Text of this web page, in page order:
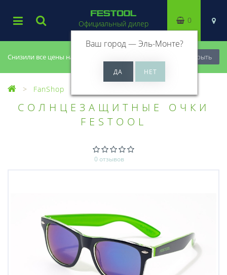
Снизили все цены на 20%, успей купить! Закрыть
Официальный дилер
Ваш город —Эль-Монте?
0
FanShop
СОЛНЦЕЗАЩИТНЫЕ ОЧКИ
FESTOOL
0 отзывов